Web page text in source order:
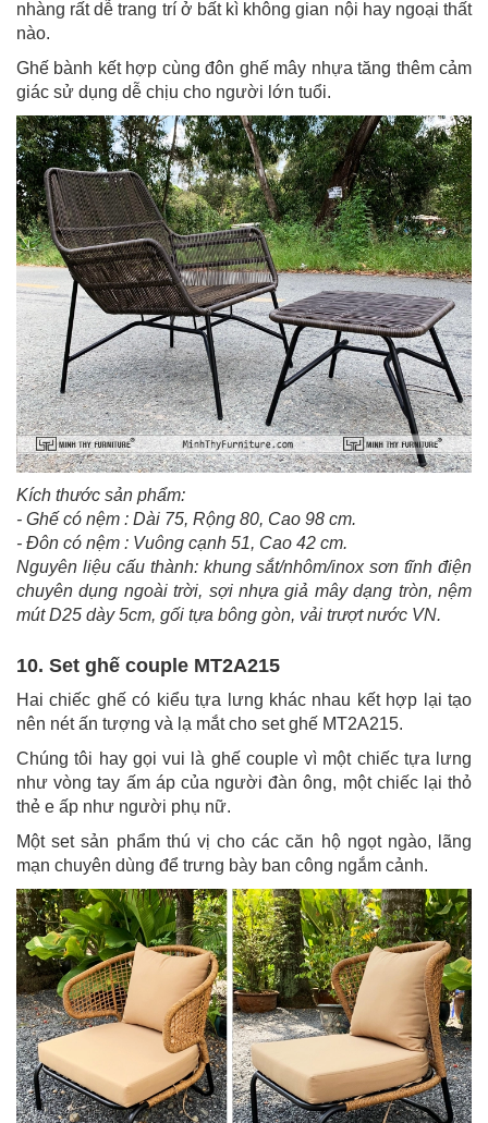
nhàng rất dễ trang trí ở bất kì không gian nội hay ngoại thất
nào.
Ghế bành kết hợp cùng đôn ghế mây nhựa tăng thêm cảm
giác sử dụng dễ chịu cho người lớn tuổi.
Kích thước sản phẩm:
- Ghế có nệm : Dài 75, Rộng 80, Cao 98 cm.
- Đôn có nệm : Vuông cạnh 51, Cao 42 cm.
Nguyên liệu cấu thành: khung sắt/nhôm/inox sơn tĩnh điện
chuyên dụng ngoài trời, sợi nhựa giả mây dạng tròn, nệm
mút D25 dày 5cm, gối tựa bông gòn, vải trượt nước VN.
10. Set ghế couple MT2A215
Hai chiếc ghế có kiểu tựa lưng khác nhau kết hợp lại tạo
nên nét ấn tượng và lạ mắt cho set ghế MT2A215.
Chúng tôi hay gọi vui là ghế couple vì một chiếc tựa lưng
như vòng tay ấm áp của người đàn ông, một chiếc lại thỏ
thẻ e ấp như người phụ nữ.
Một set sản phẩm thú vị cho các căn hộ ngọt ngào, lãng
mạn chuyên dùng để trưng bày ban công ngắm cảnh.